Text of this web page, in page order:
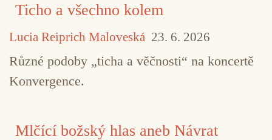
Martin Novák Michal Nejtek
Ticho a všechno kolem
Lucia Reiprich Maloveská 23. 6. 2026
Různé podoby „ticha a věčnosti“ na koncertě
Konvergence.
Mlčící božský hlas aneb Návrat